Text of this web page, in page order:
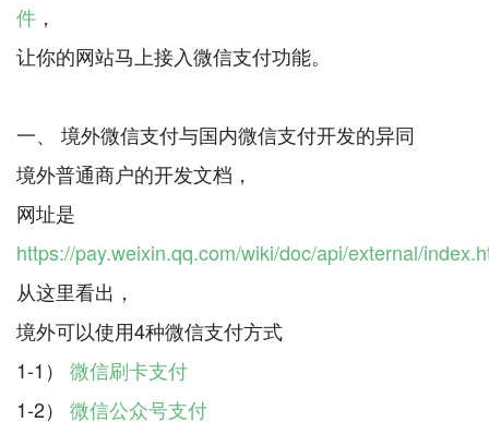
件 ，
让你的网站马上接入微信支付功能。
一、 境外微信支付与国内微信支付开发的异同
境外普通商户的开发文档，
https://pay.weixin.qq.com/wiki/doc/api/external/
从这里看出，
境外可以使用4种微信支付方式
1-1） 微信刷卡支付
1-2） 微信公众号支付